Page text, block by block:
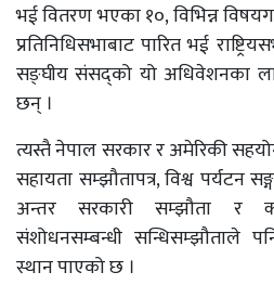
भई वितरण भएका १०, विभिन्न
प्रतिनिधिसभाबाट पारित भई
सङ्घीय संसद्को यो अधिवेशनका
छन् ।
त्यस्तै नेपाल सरकार र अमेरिकी
सहायता सम्झौतापत्र, विश्व पर्यटन
अन्तर सरकारी सम्झौता र
संशोधनसम्बन्धी सन्धिसम्झौताले
स्थान पाएको छ ।